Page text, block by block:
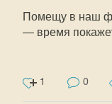
Помещу в наш
— время
1 0